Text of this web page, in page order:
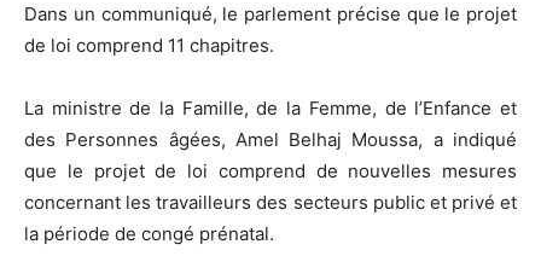
Dans un communiqué, le parlement précise que le projet
de loi comprend 11 chapitres.
La ministre de la Famille, de la Femme, de l’Enfance et
des Personnes âgées, Amel Belhaj Moussa, a indiqué
que le projet de loi comprend de nouvelles mesures
concernant les travailleurs des secteurs public et privé et
la période de congé prénatal.